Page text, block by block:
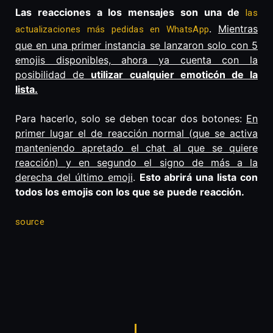
Las reacciones a los mensajes son una delas
actualizaciones más pedidas en WhatsApp. Mientras
que en una primer instancia se lanzaron solo con 5
emojis disponibles, ahora ya cuenta con la
posibilidad de utilizar cualquier emoticón de la
lista.
Para hacerlo, solo se deben tocar dos botones: En
primer lugar el de reacción normal (que se activa
manteniendo apretado el chat al que se quiere
reacción) y en segundo el signo de más a la
derecha del último emoji. Esto abrirá una lista con
todos los emojis con los que se puede reacción.
source